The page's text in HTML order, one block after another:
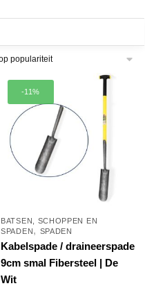
-11%
BATSEN, SCHOPPEN EN
SPADEN, SPADEN
Kabelspade / draineerspade
9cm smal Fibersteel | De
Wit